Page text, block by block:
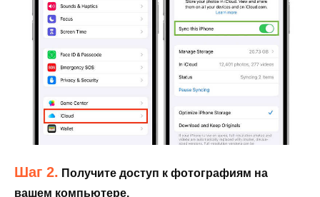
Шаг 2. Получите доступ к фотографиям на
вашем компьютере.